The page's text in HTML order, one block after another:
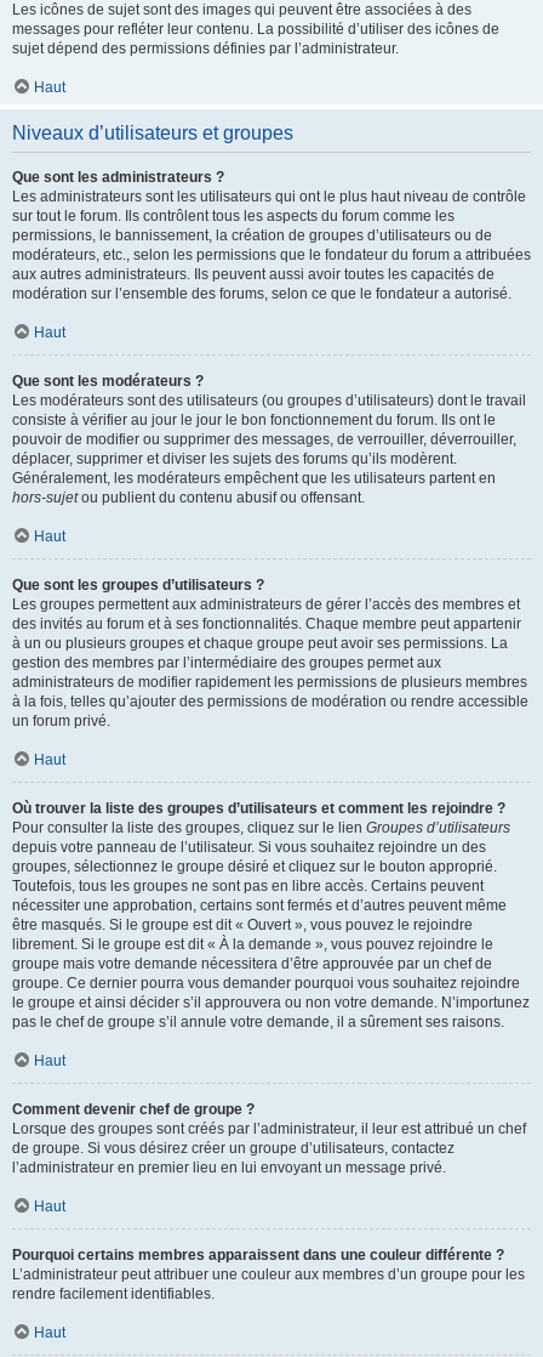
Les icônes de sujet sont des images qui peuvent être associées à des
messages pour refléter leur contenu. La possibilité d’utiliser des icônes de
sujet dépend des permissions définies par l’administrateur.
Haut
Niveaux d’utilisateurs et groupes
Que sont les administrateurs ?
Les administrateurs sont les utilisateurs qui ont le plus haut niveau de contrôle
sur tout le forum. Ils contrôlent tous les aspects du forum comme les
permissions, le bannissement, la création de groupes d’utilisateurs ou de
modérateurs, etc., selon les permissions que le fondateur du forum a attribuées
aux autres administrateurs. Ils peuvent aussi avoir toutes les capacités de
modération sur l’ensemble des forums, selon ce que le fondateur a autorisé.
Haut
Que sont les modérateurs ?
Les modérateurs sont des utilisateurs (ou groupes d’utilisateurs) dont le travail
consiste à vérifier au jour le jour le bon fonctionnement du forum. Ils ont le
pouvoir de modifier ou supprimer des messages, de verrouiller, déverrouiller,
déplacer, supprimer et diviser les sujets des forums qu’ils modèrent.
Généralement, les modérateurs empêchent que les utilisateurs partent en
hors-sujetou publient du contenu abusif ou offensant.
Haut
Que sont les groupes d’utilisateurs ?
Les groupes permettent aux administrateurs de gérer l’accès des membres et
des invités au forum et à ses fonctionnalités. Chaque membre peut appartenir
à un ou plusieurs groupes et chaque groupe peut avoir ses permissions. La
gestion des membres par l’intermédiaire des groupes permet aux
administrateurs de modifier rapidement les permissions de plusieurs membres
à la fois, telles qu’ajouter des permissions de modération ou rendre accessible
un forum privé.
Haut
Où trouver la liste des groupes d’utilisateurs et comment les rejoindre ?
Pour consulter la liste des groupes, cliquez sur le lien Groupes d’utilisateurs
depuis votre panneau de l’utilisateur. Si vous souhaitez rejoindre un des
groupes, sélectionnez le groupe désiré et cliquez sur le bouton approprié.
Toutefois, tous les groupes ne sont pas en libre accès. Certains peuvent
nécessiter une approbation, certains sont fermés et d’autres peuvent même
être masqués. Si le groupe est dit « Ouvert », vous pouvez le rejoindre
librement. Si le groupe est dit « À la demande », vous pouvez rejoindre le
groupe mais votre demande nécessitera d’être approuvée par un chef de
groupe. Ce dernier pourra vous demander pourquoi vous souhaitez rejoindre
le groupe et ainsi décider s’il approuvera ou non votre demande. N’importunez
pas le chef de groupe s’il annule votre demande, il a sûrement ses raisons.
Haut
Comment devenir chef de groupe ?
Lorsque des groupes sont créés par l’administrateur, il leur est attribué un chef
de groupe. Si vous désirez créer un groupe d’utilisateurs, contactez
l’administrateur en premier lieu en lui envoyant un message privé.
Haut
Pourquoi certains membres apparaissent dans une couleur différente ?
L’administrateur peut attribuer une couleur aux membres d’un groupe pour les
rendre facilement identifiables.
Haut